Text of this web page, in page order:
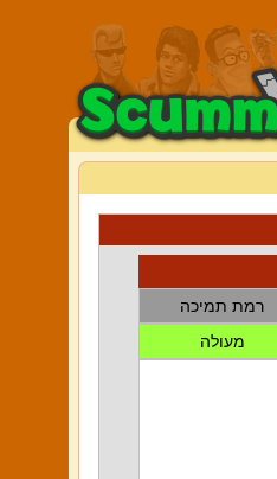
רמת תמיכה
מעולה